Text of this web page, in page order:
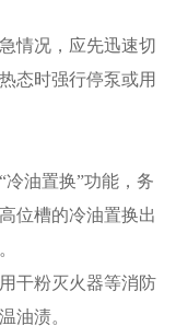
情况，应先迅速切
态时强行停泵或用
油置换”功能，务
位槽的冷油置换出
干粉灭火器等消防
油渍。